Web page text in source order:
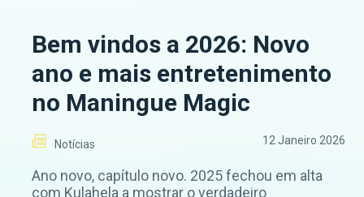
Bem vindos a 2026: Novo
ano e mais entretenimento
no Maningue Magic
Notícias 12 Janeiro 2026
Ano novo, capítulo novo. 2025 fechou em alta
com Kulahela a mostrar o verdadeiro